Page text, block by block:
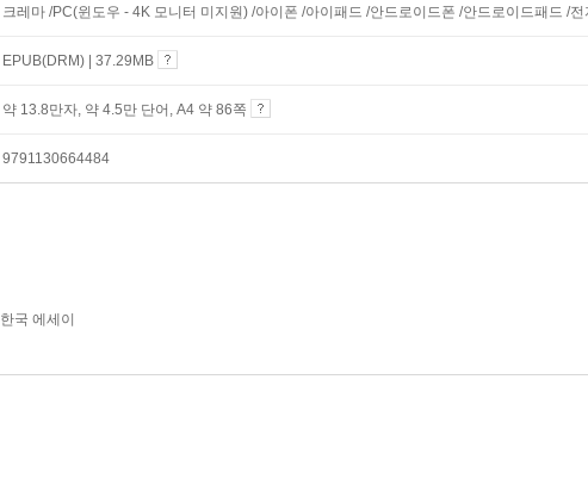
크레마 /PC(윈도우 - 4K 모니터 미지원) /아이폰 /아이패드 /안드로이드폰 /안드로이드패드 /
EPUB(DRM) | 37.29MB
약 13.8만자, 약 4.5만 단어, A4 약 86쪽
9791130664484
한국 에세이